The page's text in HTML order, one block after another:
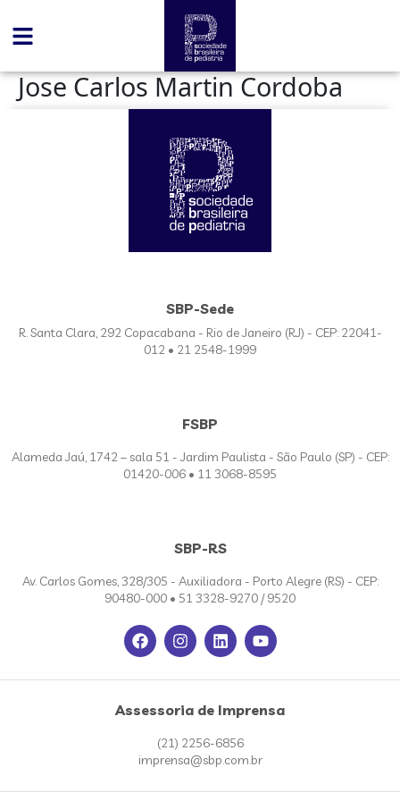
Jose Carlos Martin Cordoba
SBP-Sede
R. Santa Clara, 292 Copacabana - Rio de Janeiro (RJ) - CEP: 22041-
012 • 21 2548-1999
FSBP
Alameda Jaú, 1742 – sala 51 - Jardim Paulista - São Paulo (SP) - CEP:
01420-006 • 11 3068-8595
SBP-RS
Av. Carlos Gomes, 328/305 - Auxiliadora - Porto Alegre (RS) - CEP:
90480-000 • 51 3328-9270 / 9520
Assessoria de Imprensa
(21) 2256-6856
imprensa@sbp.com.br